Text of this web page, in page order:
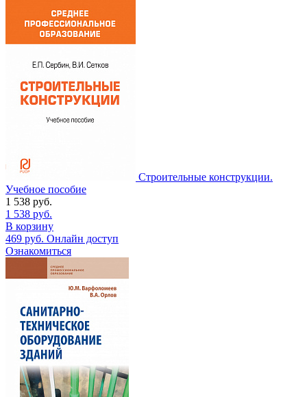
Строительные конструкции.
Учебное пособие
1 538 руб.
1 538 руб.
В корзину
469 руб. Онлайн доступ
Ознакомиться